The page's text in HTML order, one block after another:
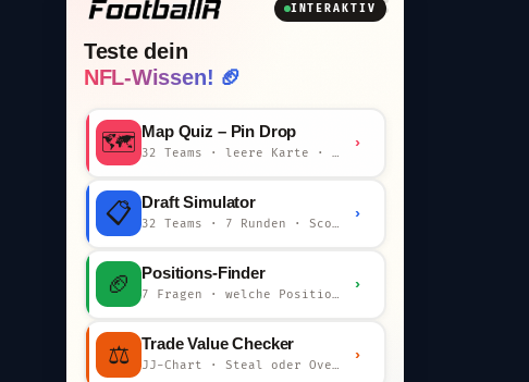
INTERAKTIV
Teste dein
NFL-Wissen! 🏈
🗺️ Map Quiz – Pin Drop
32 Teams · leere Karte · km-Wertung
›
📋 Draft Simulator
32 Teams · 7 Runden · Scout-Kommentar
›
🏈 Positions-Finder
7 Fragen · welche Position bist du?
›
⚖️ Trade Value Checker
JJ-Chart · Steal oder Overpay?
›